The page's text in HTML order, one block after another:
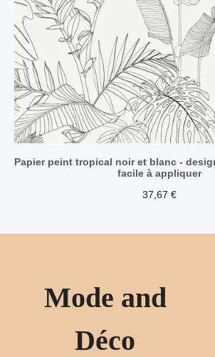
Papier peint tropical noir et blanc -
facile à appliquer
37,67 €
Mode and
Déco